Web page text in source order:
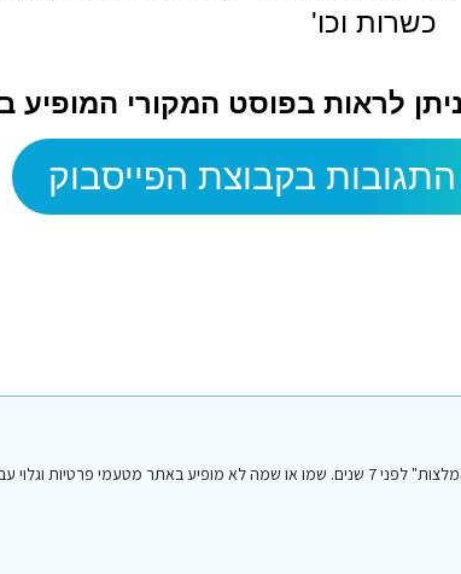
כשרות וכו'
לראות בפוסט המקורי המופיע
בקבוצת הפייסבוק
הפוסט הנ"ל נכתב על ידי אחד מחברי או חברות קבוצת הפייסבוק "סיני טיפים והמלצות" לפני 7 שנים. שמו או שמה לא